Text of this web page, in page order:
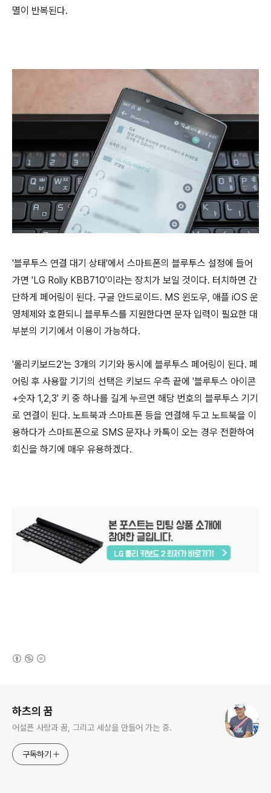
멸이 반복된다.
'블루투스 연결 대기 상태'에서 스마트폰의 블루투스 설정에 들어
가면 'LG Rolly KBB710'이라는 장치가 보일 것이다. 터치하면 간
단하게 페어링이 된다. 구글 안드로이드. MS 윈도우, 애플 iOS 운
영체제와 호환되니 블루투스를 지원한다면 문자 입력이 필요한 대
부분의 기기에서 이용이 가능하다.
'롤리키보드2'는 3개의 기기와 동시에 블루투스 페어링이 된다. 페
어링 후 사용할 기기의 선택은 키보드 우측 끝에 '블루투스 아이콘
+숫자 1,2,3' 키 중 하나를 길게 누르면 해당 번호의 블루투스 기기
로 연결이 된다.​ 노트북과 스마트폰 등을 연결해 두고 노트북을 이
용하다가 스마트폰으로 SMS 문자나 카톡이 오는 경우 전환하여
회신을 하기에 매우 유용하겠다.
하츠의 꿈
어설픈 사랑과 꿈, 그리고 세상을 만들어 가는 중.
구독하기